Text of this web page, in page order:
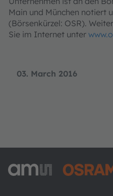
03. March 2016
Main und München notiert
(Börsenkürzel: OSR).
Sie im Internet unter